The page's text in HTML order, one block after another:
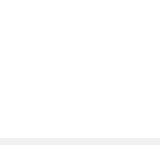
15/11/2018